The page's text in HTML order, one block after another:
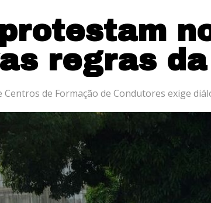
regras da
Centros de Formação de Condutores exige